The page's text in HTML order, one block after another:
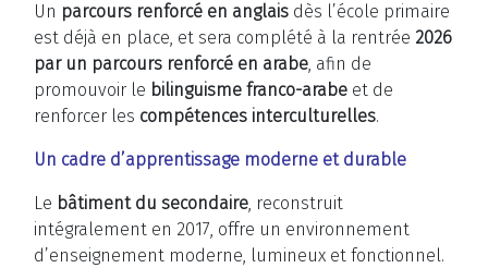
Un parcours renforcé en anglais dès l’école primaire
est déjà en place, et sera complété à la rentrée 2026
par un parcours renforcé en arabe, afin de
promouvoir le bilinguisme franco-arabe et de
renforcer les compétences interculturelles.
Un cadre d’apprentissage moderne et durable
Le bâtiment du secondaire, reconstruit
intégralement en 2017, offre un environnement
d’enseignement moderne, lumineux et fonctionnel.